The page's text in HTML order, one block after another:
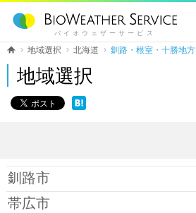
バイオウェザーサービス
地域選択 北海道 釧路・根室・十勝地方
地域選択
釧路市
帯広市